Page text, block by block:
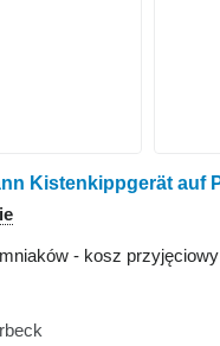
- kosz przyjęciowy